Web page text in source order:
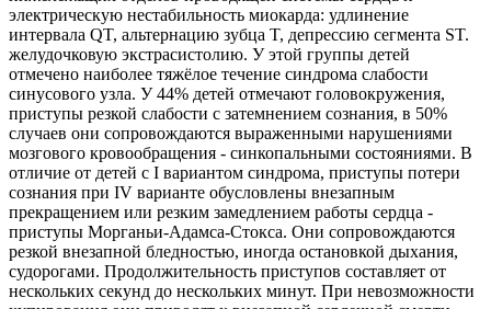
электрическую нестабильность миокарда: удлинение
интервала QT, альтернацию зубца T, депрессию сегмента ST.
желудочковую экстрасистолию. У этой группы детей
отмечено наиболее тяжёлое течение синдрома слабости
синусового узла. У 44% детей отмечают головокружения,
приступы резкой слабости с затемнением сознания, в 50%
случаев они сопровождаются выраженными нарушениями
мозгового кровообращения - синкопальными состояниями. В
отличие от детей с I вариантом синдрома, приступы потери
сознания при IV варианте обусловлены внезапным
прекращением или резким замедлением работы сердца -
приступы Морганьи-Адамса-Стокса. Они сопровождаются
резкой внезапной бледностью, иногда остановкой дыхания,
судорогами. Продолжительность приступов составляет от
нескольких секунд до нескольких минут. При невозможности